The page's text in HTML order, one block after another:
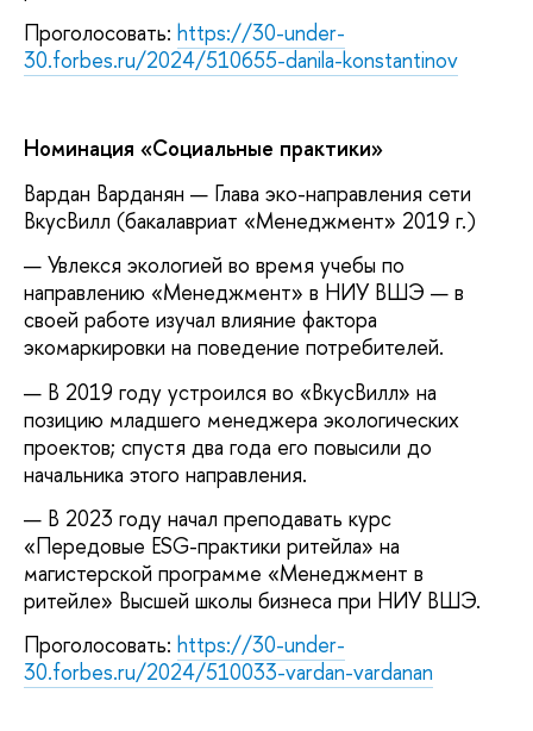
Проголосовать: https://30-under-
30.forbes.ru/2024/510655-danila-konstantinov
Номинация «Социальные практики»
Вардан Варданян — Глава эко-направления сети
ВкусВилл (бакалавриат «Менеджмент» 2019 г.)
— Увлекся экологией во время учебы по
направлению «Менеджмент» в НИУ ВШЭ — в
своей работе изучал влияние фактора
экомаркировки на поведение потребителей.
— В 2019 году устроился во «ВкусВилл» на
позицию младшего менеджера экологических
проектов; спустя два года его повысили до
начальника этого направления.
— В 2023 году начал преподавать курс
«Передовые ESG-практики ритейла» на
магистерской программе «Менеджмент в
ритейле» Высшей школы бизнеса при НИУ ВШЭ.
Проголосовать: https://30-under-
30.forbes.ru/2024/510033-vardan-vardanan